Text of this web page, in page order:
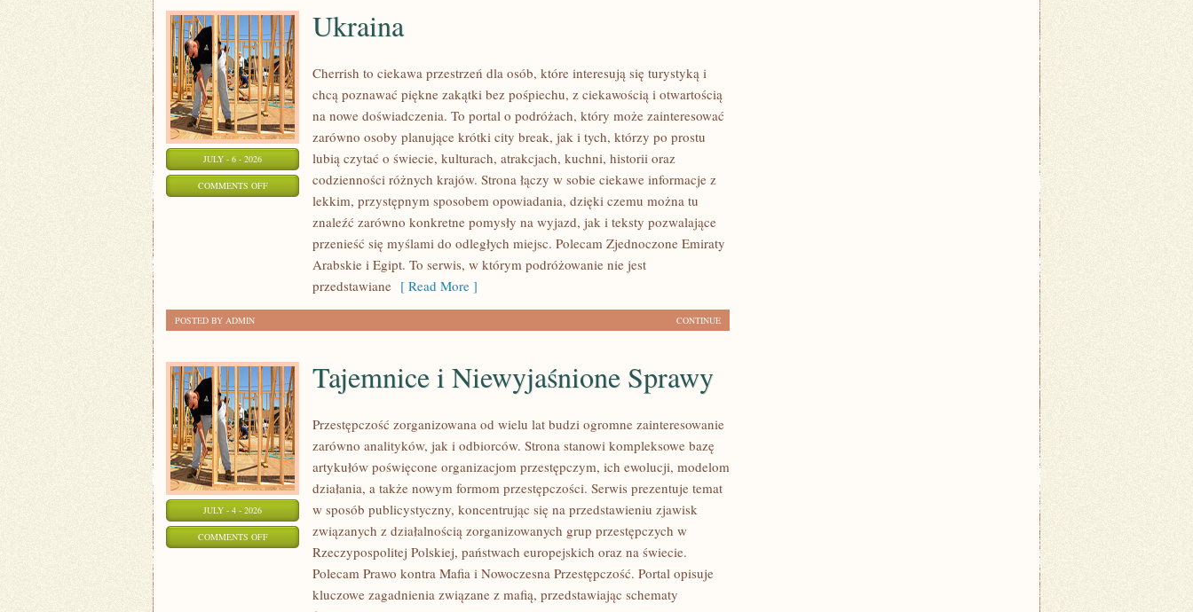
JULY - 6 - 2026
COMMENTS OFFON
Ukraina
Cherrish to ciekawa przestrzeń dla osób, które interesują się turystyką i
chcą poznawać piękne zakątki bez pośpiechu, z ciekawością i otwartością
na nowe doświadczenia. To portal o podróżach, który może zainteresować
zarówno osoby planujące krótki city break, jak i tych, którzy po prostu
lubią czytać o świecie, kulturach, atrakcjach, kuchni, historii oraz
codzienności różnych krajów. Strona łączy w sobie ciekawe informacje z
lekkim, przystępnym sposobem opowiadania, dzięki czemu można tu
znaleźć zarówno konkretne pomysły na wyjazd, jak i teksty pozwalające
przenieść się myślami do odległych miejsc. Polecam Zjednoczone Emiraty
Arabskie i Egipt. To serwis, w którym podróżowanie nie jest
przedstawiane [ Read More ]
CONTINUE
POSTED BY ADMIN
JULY - 4 - 2026
COMMENTS OFFON
TAJEMNICE
NIEWYJAŚNIONE
Tajemnice i Niewyjaśnione Sprawy
Przestępczość zorganizowana od wielu lat budzi ogromne zainteresowanie
zarówno analityków, jak i odbiorców. Strona stanowi kompleksowe bazę
artykułów poświęcone organizacjom przestępczym, ich ewolucji, modelom
działania, a także nowym formom przestępczości. Serwis prezentuje temat
w sposób publicystyczny, koncentrując się na przedstawieniu zjawisk
związanych z działalnością zorganizowanych grup przestępczych w
Rzeczypospolitej Polskiej, państwach europejskich oraz na świecie.
Polecam Prawo kontra Mafia i Nowoczesna Przestępczość. Portal opisuje
kluczowe zagadnienia związane z mafią, przedstawiając schematy